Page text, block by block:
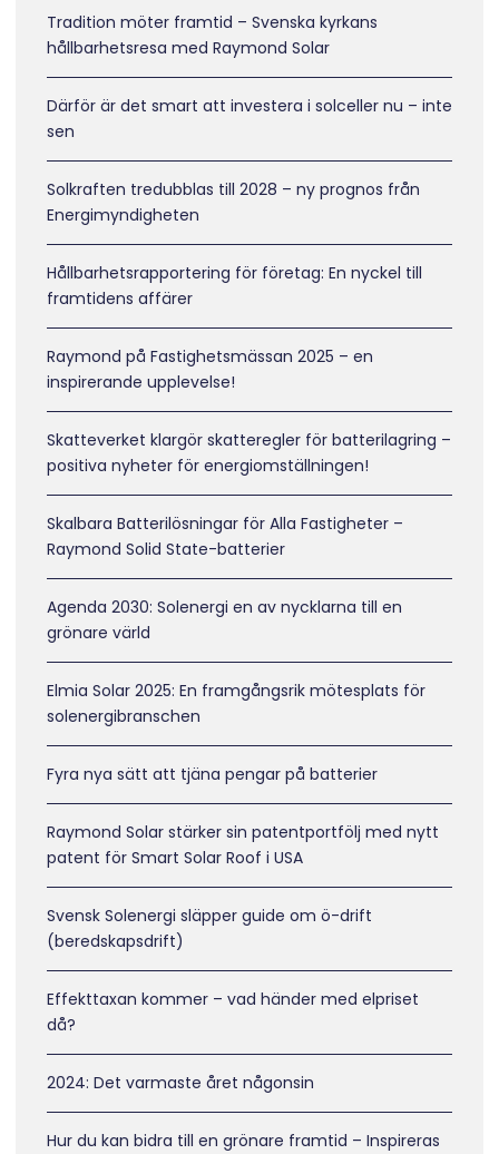
Tradition möter framtid – Svenska kyrkans
hållbarhetsresa med Raymond Solar
Därför är det smart att investera i solceller nu – inte
sen
Solkraften tredubblas till 2028 – ny prognos från
Energimyndigheten
Hållbarhetsrapportering för företag: En nyckel till
framtidens affärer
Raymond på Fastighetsmässan 2025 – en
inspirerande upplevelse!
Skatteverket klargör skatteregler för batterilagring –
positiva nyheter för energiomställningen!
Skalbara Batterilösningar för Alla Fastigheter –
Raymond Solid State-batterier
Agenda 2030: Solenergi en av nycklarna till en
grönare värld
Elmia Solar 2025: En framgångsrik mötesplats för
solenergibranschen
Fyra nya sätt att tjäna pengar på batterier
Raymond Solar stärker sin patentportfölj med nytt
patent för Smart Solar Roof i USA
Svensk Solenergi släpper guide om ö-drift
(beredskapsdrift)
Effekttaxan kommer – vad händer med elpriset
då?
2024: Det varmaste året någonsin
Hur du kan bidra till en grönare framtid – Inspireras